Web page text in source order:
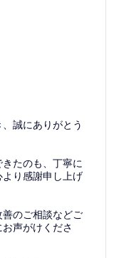
誠にありがとう
たのも、丁寧に
り感謝申し上げ
のご相談などご
声がけくださ